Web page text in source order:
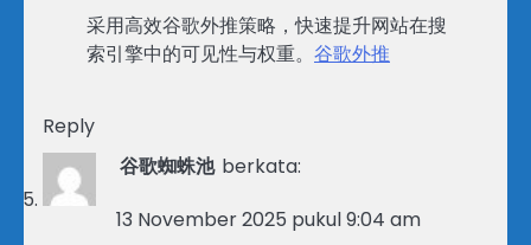
采用高效谷歌外推策略，快速提升网站在搜
索引擎中的可见性与权重。 谷歌外推
Reply
谷歌蜘蛛池 berkata:
13 November 2025 pukul 9:04 am